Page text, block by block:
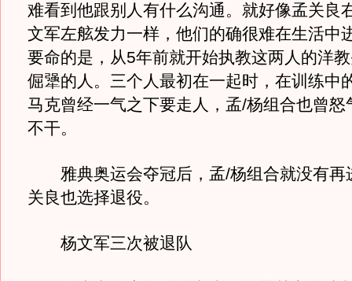
难看到他跟别人有什么沟通。就好像孟关良
文军左舷发力一样，他们的确很难在生活中
要命的是，从5年前就开始执教这两人的洋
倔犟的人。三个人最初在一起时，在训练中
马克曾经一气之下要走人，孟/杨组合也曾怒
不干。
雅典奥运会夺冠后，孟/杨组合就没有再
关良也选择退役。
杨文军三次被退队